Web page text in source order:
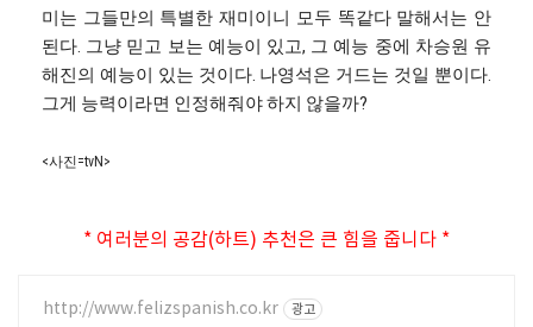
미는 그들만의 특별한 재미이니 모두 똑같다 말해서는 안
된다. 그냥 믿고 보는 예능이 있고, 그 예능 중에 차승원 유
해진의 예능이 있는 것이다. 나영석은 거드는 것일 뿐이다.
그게 능력이라면 인정해줘야 하지 않을까?
<사진=tvN>
* 여러분의 공감(하트) 추천은 큰 힘을 줍니다 *
http://www.felizspanish.co.kr 광고